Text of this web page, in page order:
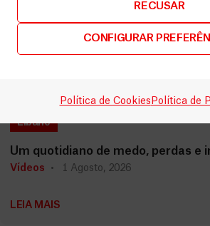
RECUSAR
CONFIGURAR
Política de Cookies Política de
Líbano
Um quotidiano de medo, perdas e
Vídeos 1 Agosto, 2026
LEIA MAIS